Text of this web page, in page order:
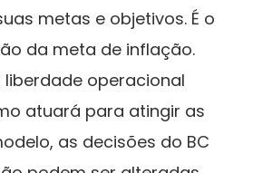
metas e objetivos. É o
da meta de inflação.
operacional
atuará para atingir as
as decisões do BC